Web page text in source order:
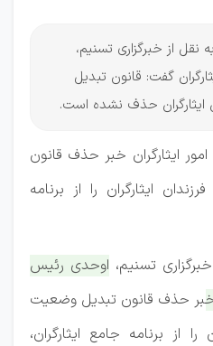
نقل از خبرگزاری تسنیم،
گفت: قانون تبدیل
حذف نشده است.
ایثارگران خبر حذف قانون
ایثارگران را از برنامه
تسنیم، اوحدی رئیس
خبر حذف قانون تبدیل وضعیت
را از برنامه جامع ایثارگران،